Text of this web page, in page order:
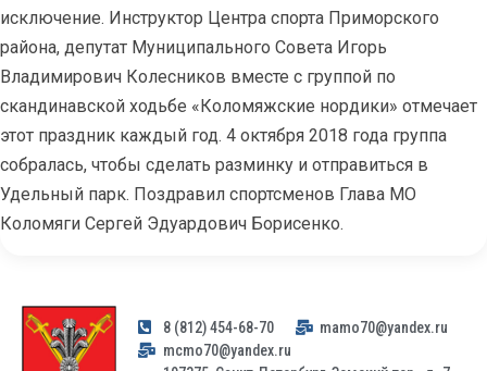
исключение. Инструктор Центра спорта Приморского
района, депутат Муниципального Совета Игорь
Владимирович Колесников вместе с группой по
скандинавской ходьбе «Коломяжские нордики» отмечает
этот праздник каждый год. 4 октября 2018 года группа
собралась, чтобы сделать разминку и отправиться в
Удельный парк. Поздравил спортсменов Глава МО
Коломяги Сергей Эдуардович Борисенко.
8 (812) 454-68-70
mamo70@yandex.ru
mcmo70@yandex.ru